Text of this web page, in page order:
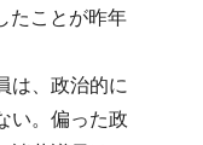
たことが昨年
は、政治的に
い。偏った政